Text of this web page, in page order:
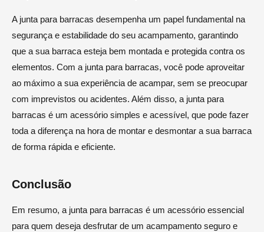
A junta para barracas desempenha um papel fundamental na
segurança e estabilidade do seu acampamento, garantindo
que a sua barraca esteja bem montada e protegida contra os
elementos. Com a junta para barracas, você pode aproveitar
ao máximo a sua experiência de acampar, sem se preocupar
com imprevistos ou acidentes. Além disso, a junta para
barracas é um acessório simples e acessível, que pode fazer
toda a diferença na hora de montar e desmontar a sua barraca
de forma rápida e eficiente.
Conclusão
Em resumo, a junta para barracas é um acessório essencial
para quem deseja desfrutar de um acampamento seguro e